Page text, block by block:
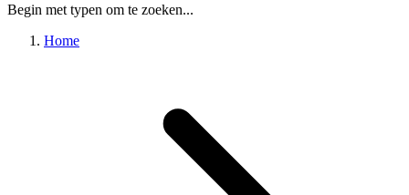
Begin met typen om te zoeken...
Home